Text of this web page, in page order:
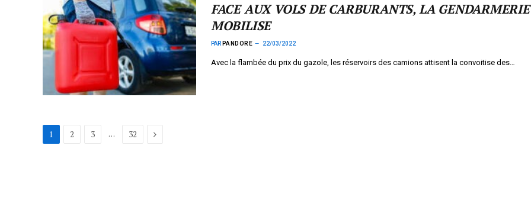
FACE AUX VOLS DE CARBURANTS, LA
MOBILISE
PAR PANDORE 22/03/2022
Avec la flambée du prix du gazole, les réservoirs des camions attisent la convoitise des…
1 2 3 … 32 Suivant